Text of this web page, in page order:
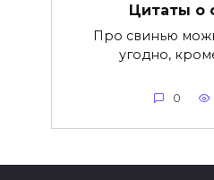
Цитаты о
Про свинью
угодно,
0